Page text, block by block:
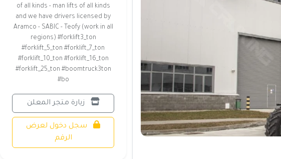
of all kinds - man lifts of all kinds
and we have drivers licensed by
Aramco - SABIC - Teofy (work in all
regions) #forklift3_ton
#forklift_5_ton #forklift_7_ton
#forklift_10_ton #forklift_16_ton
#forklift_25_ton #boomtruck3ton
#bo
زيارة متجر المعلن
سجل دخول لعرض
الرقم